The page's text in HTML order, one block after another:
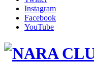
ファンコミュ
普及・育成
ホームタウン
その他
Instagram
Facebook
YouTube